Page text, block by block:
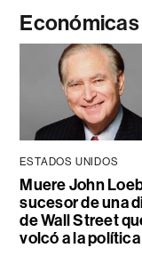
ESTADOS UNIDOS
Muere John
sucesor de una
de Wall Street
volcó a la política